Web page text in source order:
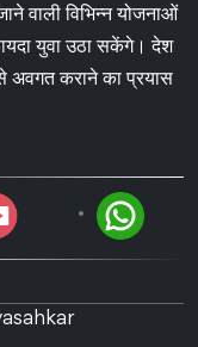
वाली विभिन्न योजनाओं
युवा उठा सकेंगे। देश
अवगत कराने का प्रयास